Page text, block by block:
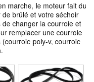
marche, le moteur fait du
brûlé et votre séchoir
changer la courroie et
remplacer une courroie
poly-v, courroie